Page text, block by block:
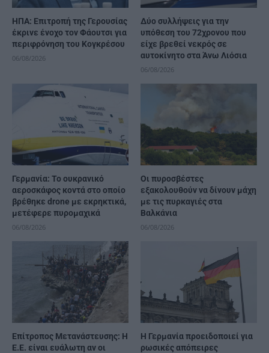
ΗΠΑ: Επιτροπή της Γερουσίας
έκρινε ένοχο τον Φάουτσι για
περιφρόνηση του Κογκρέσου
06/08/2026
Δύο συλλήψεις για την
υπόθεση του 72χρονου που
είχε βρεθεί νεκρός σε
αυτοκίνητο στα Άνω Λιόσια
06/08/2026
Γερμανία: Το ουκρανικό
αεροσκάφος κοντά στο οποίο
βρέθηκε drone με εκρηκτικά,
μετέφερε πυρομαχικά
06/08/2026
Οι πυροσβέστες
εξακολουθούν να δίνουν μάχη
με τις πυρκαγιές στα
Βαλκάνια
06/08/2026
Επίτροπος Μετανάστευσης: Η
Ε.Ε. είναι ευάλωτη αν οι
Η Γερμανία προειδοποιεί για
ρωσικές απόπειρες